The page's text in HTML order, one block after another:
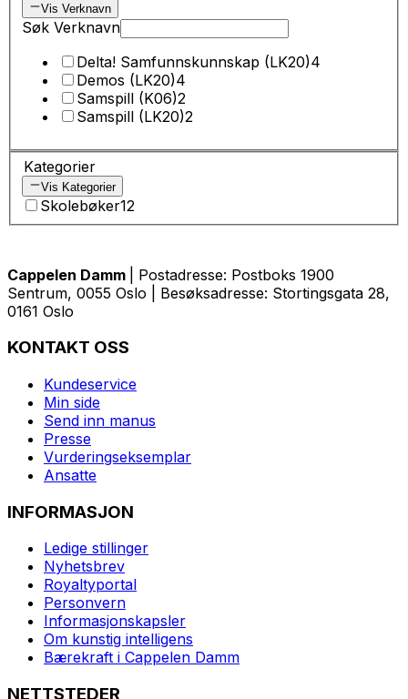
Vis Verknavn
Søk Verknavn
Delta! Samfunnskunnskap (LK20)4
Demos (LK20)4
Samspill (K06)2
Samspill (LK20)2
Kategorier
Vis Kategorier
Skolebøker12
Cappelen Damm
| Postadresse: Postboks 1900
Sentrum, 0055 Oslo | Besøksadresse: Stortingsgata 28,
0161 Oslo
KONTAKT OSS
Kundeservice
Min side
Send inn manus
Presse
Vurderingseksemplar
Ansatte
INFORMASJON
Ledige stillinger
Nyhetsbrev
Royaltyportal
Personvern
Informasjonskapsler
Om kunstig intelligens
Bærekraft i Cappelen Damm
NETTSTEDER